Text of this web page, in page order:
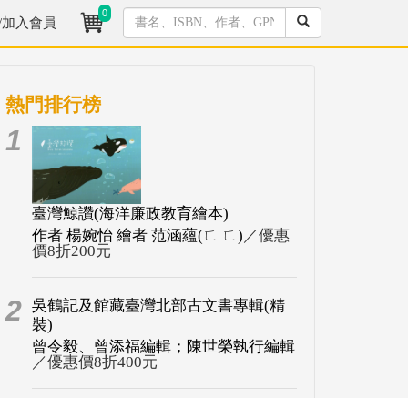
入會員
0
熱門排行榜
1
臺灣鯨讚(海洋廉政教育繪本)
作者 楊婉怡 繪者 范涵蘊(ㄈ ㄈ) ／優惠
價8折200元
2 吳鶴記及館藏臺灣北部古文書專輯(精
裝)
曾令毅、曾添福編輯；陳世榮執行編輯
／優惠價8折400元